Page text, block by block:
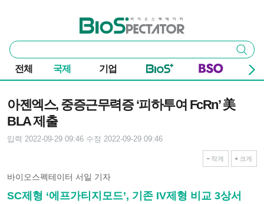
바이오스펙테이터
통
합
검
색
검색
전체 국제 기업
아젠엑스, 중증근무력증 ‘피하투여 FcRn’ 美
BLA 제출
입력 2022-09-29 09:46 수정 2022-09-29 09:46
작게 크게
바이오스펙테이터 서일 기자
SC제형 ‘에프가티지모드’, 기존 IV제형 비교 3상서